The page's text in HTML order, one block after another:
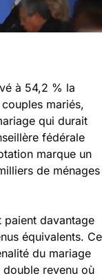
à 54,2 % la
mariés,
qui durait
fédérale
marque un
de ménages
paient davantage
équivalents. Ce
du mariage
revenu où